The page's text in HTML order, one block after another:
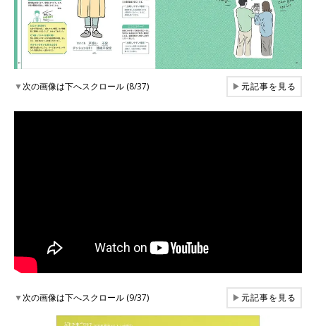
▼次の画像は下へスクロール (8/37) ▶元記事を見る
▼次の画像は下へスクロール (9/37) ▶元記事を見る